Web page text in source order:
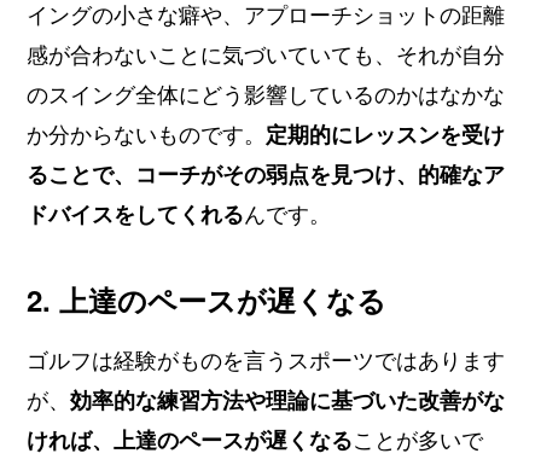
イングの小さな癖や、アプローチショットの距離
感が合わないことに気づいていても、それが自分
のスイング全体にどう影響しているのかはなかな
か分からないものです。 定期的にレッスンを受け
ることで、コーチがその弱点を見つけ、的確なア
ドバイスをしてくれるんです。
2. 上達のペースが遅くなる
ゴルフは経験がものを言うスポーツではあります
が、効率的な練習方法や理論に基づいた改善がな
ければ、上達のペースが遅くなることが多いで